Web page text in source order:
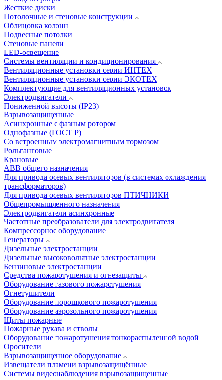
Жесткие диски
Потолочные и стеновые конструкции
Облицовка колонн
Подвесные потолки
Стеновые панели
LED-освещение
Системы вентиляции и кондиционирования
Вентиляционные установки серии ИНТЕХ
Вентиляционные установки серии ЭКОТЕХ
Комплектующие для вентиляционных установок
Электродвигатели
Пониженной высоты (IP23)
Взрывозащищенные
Асинхронные с фазным ротором
Однофазные (ГОСТ Р)
Со встроенным электромагнитным тормозом
Рольганговые
Крановые
АВВ общего назначения
Для привода осевых вентиляторов (в системах охлаждения
трансформаторов)
Для привода осевых вентиляторов ПТИЧНИКИ
Общепромышленного назначения
Электродвигатели асинхронные
Частотные преобразователи для электродвигателя
Компрессорное оборудование
Генераторы
Дизельные электростанции
Дизельные высоковольтные электростанции
Бензиновые электростанции
Средства пожаротушения и огнезащиты
Оборудование газового пожаротушения
Огнетушители
Оборудование порошкового пожаротушения
Оборудование аэрозольного пожаротушения
Щиты пожарные
Пожарные рукава и стволы
Оборудование пожаротушения тонкораспыленной водой
Оросители
Взрывозащищенное оборудование
Извещатели пламени взрывозащищённые
Системы видеонаблюдения взрывозащищенные